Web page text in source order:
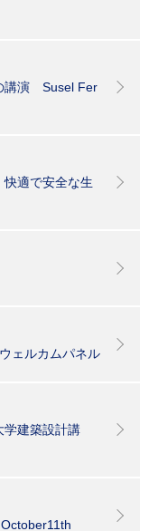
講演 Susel Fer
適で安全な生
ェルカムパネル
建築設計講